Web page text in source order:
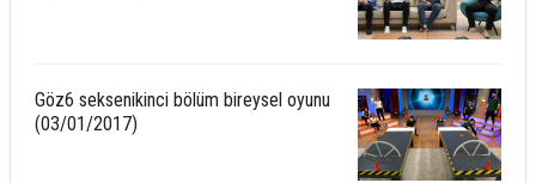
Göz6 seksenikinci bölüm bireysel oyunu
(03/01/2017)